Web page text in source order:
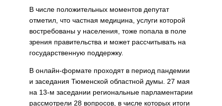
В числе положительных моментов депутат
отметил, что частная медицина, услуги которой
востребованы у населения, тоже попала в поле
зрения правительства и может рассчитывать на
государственную поддержку.
В онлайн-формате проходят в период пандемии
и заседания Тюменской областной думы. 27 мая
на 13-м заседании региональные парламентарии
рассмотрели 28 вопросов, в числе которых итоги